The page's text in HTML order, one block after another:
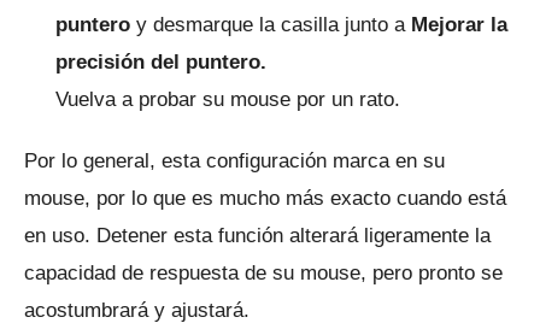
puntero y desmarque la casilla junto a Mejorar la
precisión del puntero.
Vuelva a probar su mouse por un rato.
Por lo general, esta configuración marca en su
mouse, por lo que es mucho más exacto cuando está
en uso. Detener esta función alterará ligeramente la
capacidad de respuesta de su mouse, pero pronto se
acostumbrará y ajustará.